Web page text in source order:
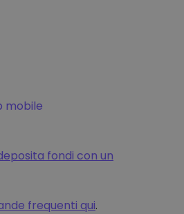
mobile
fondi con un
frequenti qui.